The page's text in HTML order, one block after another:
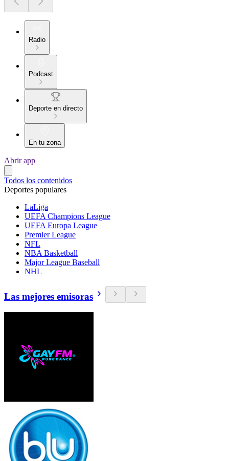
Radio
Podcast
Deporte en directo
En tu zona
Abrir app
Todos los contenidos
Deportes populares
LaLiga
UEFA Champions League
UEFA Europa League
Premier League
NFL
NBA Basketball
Major League Baseball
NHL
Las mejores emisoras